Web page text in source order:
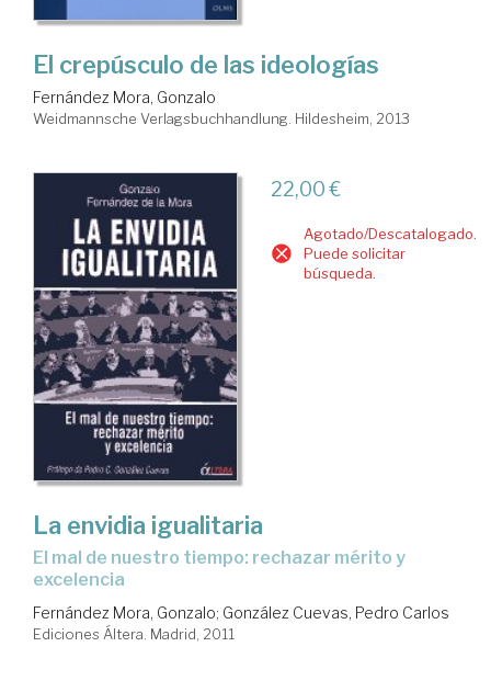
El crepúsculo de las ideologías
Fernández Mora, Gonzalo
Weidmannsche Verlagsbuchhandlung. Hildesheim, 2013
22,00 €
Agotado/Descatalogado.
Puede solicitar
búsqueda.
La envidia igualitaria
el mal de nuestro tiempo: rechazar mérito y
excelencia
Fernández Mora, Gonzalo; González Cuevas, Pedro Carlos
Ediciones Áltera. Madrid, 2011